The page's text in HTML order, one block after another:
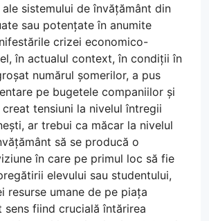
sistemului de învățământ din
sau potențate în anumite
crizei economico-
în actualul context, în condiții în
numărul șomerilor, a pus
pe bugetele companiilor și
tensiuni la nivelul întregii
ar trebui ca măcar la nivelul
să se producă o
în care pe primul loc să fie
elevului sau studentului,
resurse umane de pe piața
sens fiind crucială întărirea